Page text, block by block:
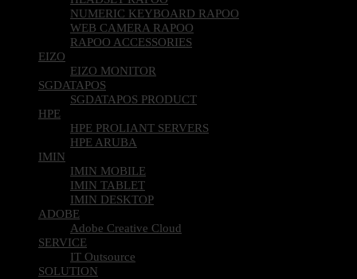
NUMERIC KEYBOARD RAPOO
WEB CAMERA RAPOO
RAPOO ACCESSORIES
EIZO
EIZO MONITOR
SGDATAPOS
SGDATAPOS PRODUCT
HPE
HPE PROLIANT SERVERS
HPE ARUBA
IMIN
IMIN MOBILE
IMIN TABLET
IMIN DESKTOP
ADOBE
Adobe Creative Cloud
SERVICE
IT Outsource
SOLUTION